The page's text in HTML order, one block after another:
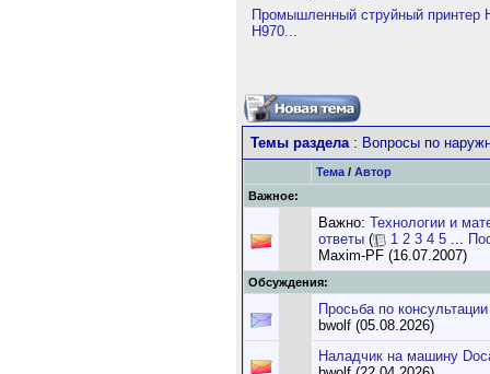
Промышленный струйный принтер
H970...
Темы раздела: Вопросы по
Тема / Автор
Важное:
Важно: Технологии и
ответы ( 1 2 3 4 5 ...
Maxim-PF (16.07.2007)
Обсуждения:
Просьба по
bwolf (05.08.2026)
Наладчик на машину